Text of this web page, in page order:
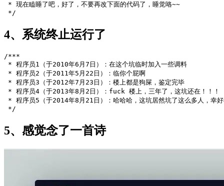
* 现在瞌睡了吧，好了，不要再改下面的代码了，睡觉咯~~
*/
4、系统终止运行了
/***
* 程序员1（于2010年6月7日）：在这个坑临时加入一些调料
* 程序员2（于2011年5月22日）：临你个屁啊
* 程序员3（于2012年7月23日）：楼上都是狗屎，鉴定完毕
* 程序员4（于2013年8月2日）：fuck 楼上，三年了，这坑还在！！！
* 程序员5（于2014年8月21日）：哈哈哈，这坑居然坑了这么多人，
*/
5、感觉念了一首诗